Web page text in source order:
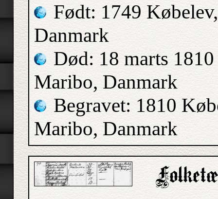
Født: 1749
Danmark
Død: 18 marts
Maribo, Danmark
Begravet: 1810
Maribo, Danmark